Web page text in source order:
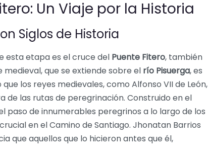
Un Viaje por la Historia
Siglos de Historia
esta etapa es el cruce del Puente Fitero, también
medieval, que se extiende sobre el río Pisuerga, es
los reyes medievales, como Alfonso VII de León,
las rutas de peregrinación. Construido en el
paso de innumerables peregrinos a lo largo de los
en el Camino de Santiago. Jhonatan Barrios
que aquellos que lo hicieron antes que él,